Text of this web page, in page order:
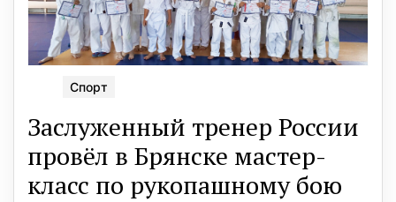
Спорт
Заслуженный тренер России
провёл в Брянске мастер-
класс по рукопашному бою